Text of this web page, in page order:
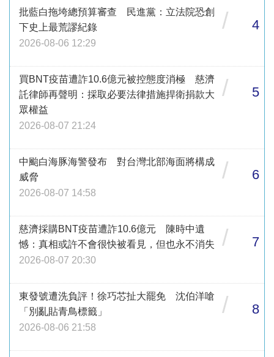
批藍白拖垮總預算審查 民進黨：立法院恐創
下史上最荒謬紀錄
2026-08-06 12:29
/ 4
買BNT疫苗遭詐10.6億元被控態度消極 慈濟
託律師再聲明：採取必要法律措施捍衛捐款大
眾權益
2026-08-07 21:24
/ 5
中颱白海豚海警發布 對台灣北部海面將構成
威脅
2026-08-07 14:58
/ 6
慈濟採購BNT疫苗遭詐10.6億元 陳時中遺
憾：真相或許不會很快被看見，但也永不消失
2026-08-07 20:30
/ 7
東發號遭洗負評！徐巧芯扯大罷免 沈伯洋嗆
「別亂貼青鳥標籤」
2026-08-06 21:58
/ 8